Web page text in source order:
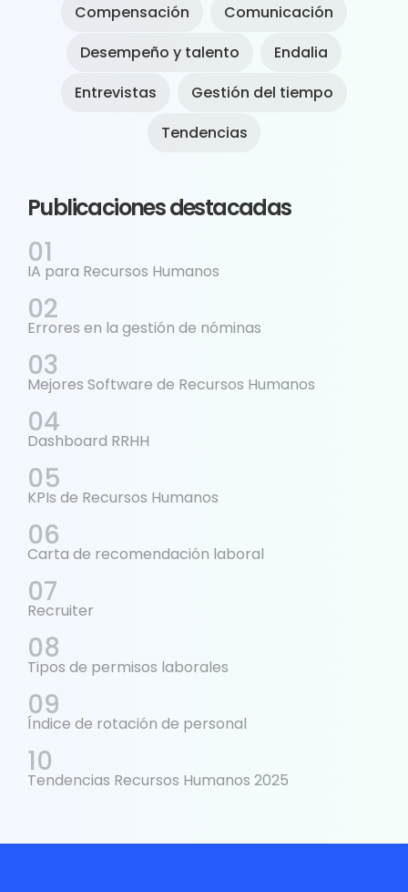
Compensación
Comunicación
Desempeño y talento
Endalia
Entrevistas
Gestión del tiempo
Tendencias
Publicaciones destacadas
IA para Recursos Humanos
Errores en la gestión de nóminas
Mejores Software de Recursos Humanos
Dashboard RRHH
KPIs de Recursos Humanos
Carta de recomendación laboral
Recruiter
Tipos de permisos laborales
Índice de rotación de personal
Tendencias Recursos Humanos 2025